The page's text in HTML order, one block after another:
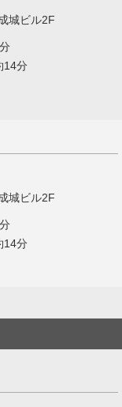
城ビル2F
14分
城ビル2F
14分